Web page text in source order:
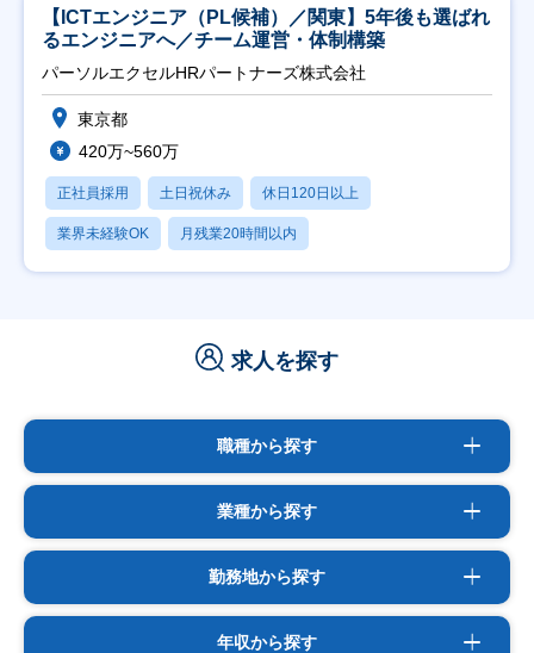
【ICTエンジニア（PL候補）／関東】5年後も選ばれ
るエンジニアへ／チーム運営・体制構築
パーソルエクセルHRパートナーズ株式会社
東京都
420万~560万
正社員採用 土日祝休み 休日120日以上
業界未経験OK 月残業20時間以内
求人を探す
職種から探す
業種から探す
勤務地から探す
年収から探す